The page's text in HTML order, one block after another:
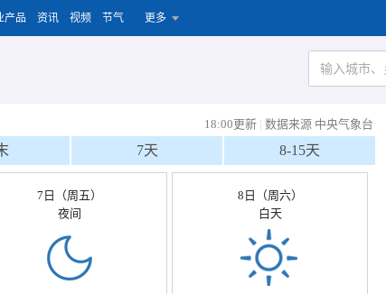
产品 资讯 视频 节气 更多
18:00更新 | 数据来源 中央气象台
7天 8-15天
7日（周五）
夜间
8日（周六）
白天